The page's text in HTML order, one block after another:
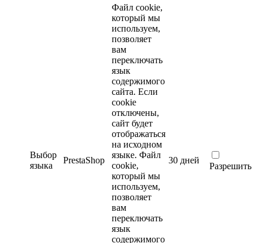
Выбор
языка
PrestaShop
Файл cookie,
который мы
используем,
позволяет
вам
переключать
язык
содержимого
сайта. Если
cookie
отключены,
сайт будет
отображаться
на исходном
языке. Файл
cookie,
который мы
используем,
позволяет
вам
переключать
язык
содержимого
30 дней
Разрешить